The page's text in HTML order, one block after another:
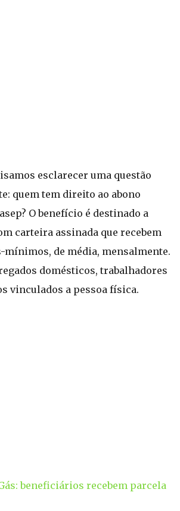
esclarecer uma questão
quem tem direito ao abono
O benefício é destinado a
carteira assinada que recebem
mínimos, de média, mensalmente.
domésticos, trabalhadores
vinculados a pessoa física.
beneficiários recebem parcela